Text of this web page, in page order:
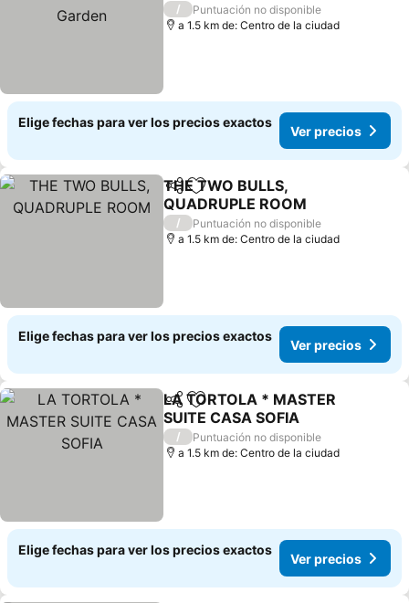
/
Puntuación no disponible
a 1.5 km de: Centro de la ciudad
Elige fechas para ver los precios exactos
Ver precios
Compartir
Agregar a favoritos
THE TWO BULLS,
QUADRUPLE ROOM
/
Puntuación no disponible
a 1.5 km de: Centro de la ciudad
Elige fechas para ver los precios exactos
Ver precios
CompartirAgregar a favoritos
LA TORTOLA * MASTER
SUITE CASA SOFIA
/
Puntuación no disponible
a 1.5 km de: Centro de la ciudad
Elige fechas para ver los precios exactos
Ver precios